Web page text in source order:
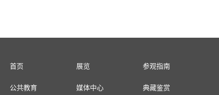
首页 展览 参观指南
公共教育 媒体中心 典藏鉴赏